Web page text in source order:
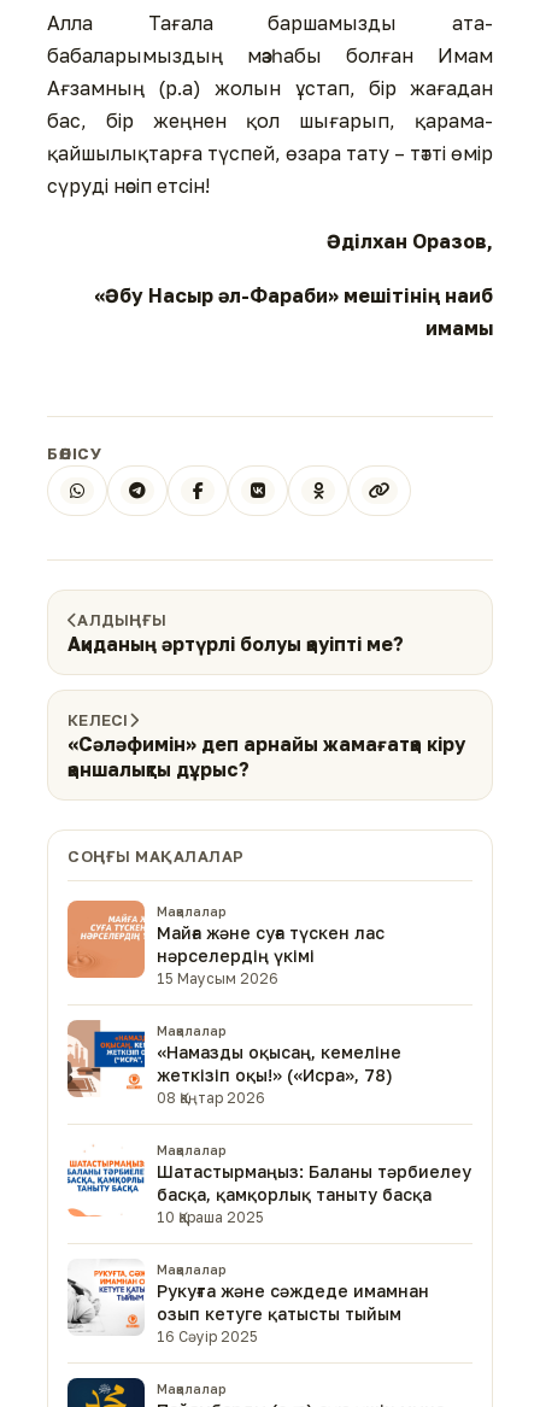
Алла Тағала баршамызды ата-
бабаларымыздың мәзһабы болған Имам
Ағзамның (р.а) жолын ұстап, бір жағадан
бас, бір жеңнен қол шығарып, қарама-
қайшылықтарға түспей, өзара тату – тәтті өмір
сүруді нәсіп етсін!
Әділхан Оразов,
«Әбу Насыр әл-Фараби» мешітінің наиб
имамы
БӨЛІСУ
АЛДЫҢҒЫ
Ақиданың әртүрлі болуы қауіпті ме?
КЕЛЕСІ
«Сәләфимін» деп арнайы жамағатқа кіру
қаншалықты дұрыс?
СОҢҒЫ МАҚАЛАЛАР
Мақалалар
Майға және суға түскен лас
нәрселердің үкімі
15 Маусым 2026
Мақалалар
«Намазды оқысаң, кемеліне
жеткізіп оқы!» («Исра», 78)
08 Қаңтар 2026
Мақалалар
Шатастырмаңыз: Баланы тәрбиелеу
басқа, қамқорлық таныту басқа
10 Қараша 2025
Мақалалар
Рукуғта және сәждеде имамнан
озып кетуге қатысты тыйым
16 Сәуір 2025
Мақалалар